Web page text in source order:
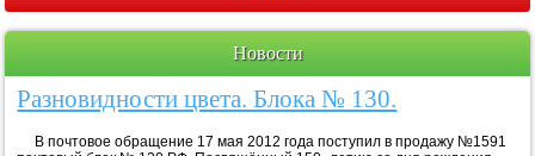
Новости
Разновидности цвета. Блока № 130.
В почтовое обращение 17 мая 2012 года поступил в продажу №1591